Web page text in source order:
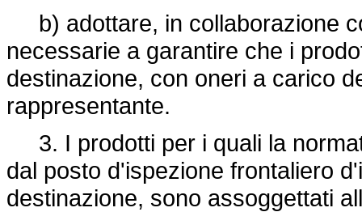
b) adottare, in collaborazione
necessarie a garantire che i
destinazione, con oneri a carico
rappresentante.
3. I prodotti per i quali la
dal posto d'ispezione frontaliero
destinazione, sono assoggettati